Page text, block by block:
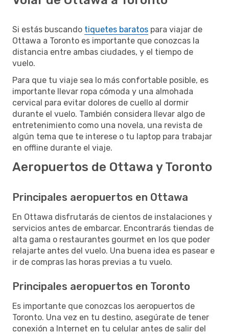
Si estás buscando tiquetes baratos para viajar de
Ottawa a Toronto es importante que conozcas la
distancia entre ambas ciudades, y el tiempo de
vuelo.
Para que tu viaje sea lo más confortable posible, es
importante llevar ropa cómoda y una almohada
cervical para evitar dolores de cuello al dormir
durante el vuelo. También considera llevar algo de
entretenimiento como una novela, una revista de
algún tema que te interese o tu laptop para trabajar
en offline durante el viaje.
Aeropuertos de Ottawa y Toronto
Principales aeropuertos en Ottawa
En Ottawa disfrutarás de cientos de instalaciones y
servicios antes de embarcar. Encontrarás tiendas de
alta gama o restaurantes gourmet en los que poder
relajarte antes del vuelo. Una buena idea es pasear e
ir de compras las horas previas a tu vuelo.
Principales aeropuertos en Toronto
Es importante que conozcas los aeropuertos de
Toronto. Una vez en tu destino, asegúrate de tener
conexión a Internet en tu celular antes de salir del